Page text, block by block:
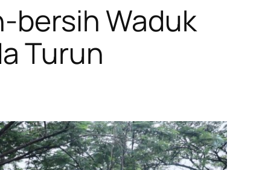
bersih Waduk
Turun